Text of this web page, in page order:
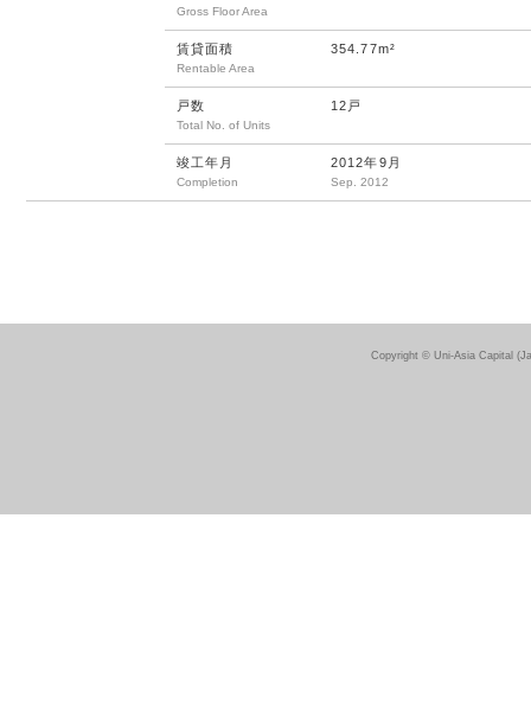
Gross Floor Area
賃貸面積
Rentable Area
354.77m²
戸数
Total No. of Units
12戸
竣工年月
Completion
2012年9月
Sep. 2012
Copyright © Uni-Asia Capital